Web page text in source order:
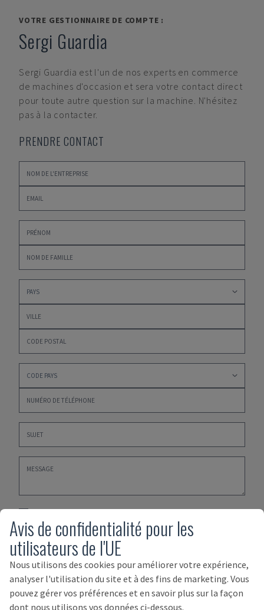
VOTRE GESTIONNAIRE DE COMPTE :
Sergi Guardia
Sergi Guardia est l'un de nos experts en commerce
de machines d'occasion et sera votre contact direct
pour toute autre question sur la machine. N'hésitez
pas à la contacter.
PRENDRE CONTACT
Veuillez cliquer ici pour accepter nos POLITIQUE DE
CONFIDENTIALITÉ, TERMES ET CONDITIONS D'ACHAT
TERMES ET CONDITIONS DE VENTE
Avis de confidentialité pour les
utilisateurs de l'UE
Nous utilisons des cookies pour améliorer votre expérience,
analyser l'utilisation du site et à des fins de marketing. Vous
pouvez gérer vos préférences et en savoir plus sur la façon
dont nous utilisons vos données ci-dessous.